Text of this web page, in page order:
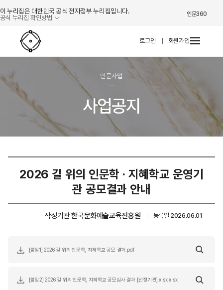
이 누리집은 대한민국 공식 전자정부 누리집입니다.
공식 누리집 확인방법 인문360
로그인 회원가입
인문사업
사업공지
2026 길 위의 인문학 · 지혜학교 운영기
관 공모결과 안내
작성기관 한국문화예술교육진흥원 등록일 2026.06.01
[붙임1] 2026 길 위의 인문학, 지혜학교 공모 결과.pdf
[붙임2] 2026 길 위의 인문학, 지혜학교 공모심사 결과 [선정기관].xlsx.xlsx